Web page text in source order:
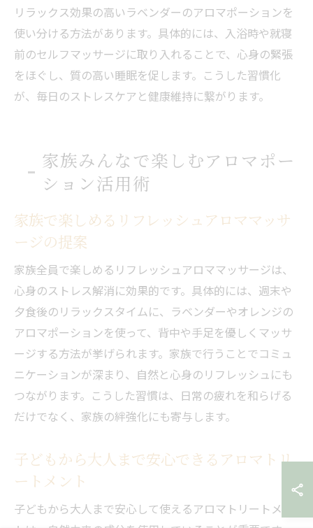
リラックス効果の高いラベンダーのアロマポーションを
使い分ける方法があります。具体的には、入浴時や就寝
前のセルフマッサージに取り入れることで、心身の緊張
をほぐし、質の高い睡眠を促します。こうした習慣化
が、毎日のストレスケアと健康維持に繋がります。
家族みんなで楽しむアロマポー
ション活用術
家族で楽しめるリフレッシュアロママッサ
ージの提案
家族全員で楽しめるリフレッシュアロママッサージは、
心身のストレス解消に効果的です。具体的には、週末や
夕食後のリラックスタイムに、ラベンダーやオレンジの
アロマポーションを使って、背中や手足を優しくマッサ
ージする方法が挙げられます。家族で行うことでコミュ
ニケーションが深まり、自然と心身のリフレッシュにも
つながります。こうした習慣は、日常の疲れを和らげる
だけでなく、家族の絆強化にも寄与します。
子どもから大人まで安心できるアロマトリ
ートメント
子どもから大人まで安心して使えるアロマトリートメン